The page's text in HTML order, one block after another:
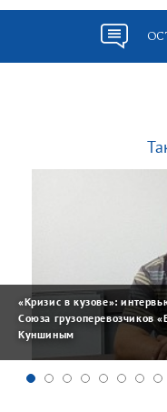
«Кризис в кузове»:
Союза грузоперевозчиков
Куншиным